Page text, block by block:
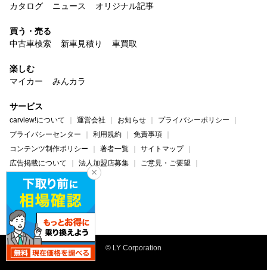
カタログ
ニュース オリジナル記事
買う・売る
中古車検索
新車見積り 車買取
楽しむ
マイカー
みんカラ
サービス
carview!について 運営会社 お知らせ
プライバシーポリシー
プライバシーセンター
利用規約
免責事項
コンテンツ制作ポリシー
著者一覧
サイトマップ
広告掲載について
法人加盟店募集
ご意見・ご要望
ヘルプ・お問い合わせ
carview! Yahoo! JAPAN
© LY Corporation